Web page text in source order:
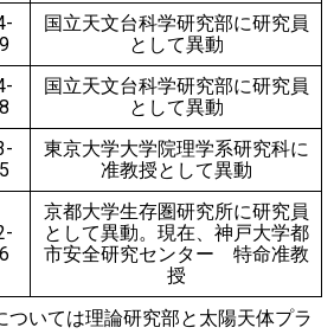
国立天文台科学研究部に研究員
として異動
国立天文台科学研究部に研究員
として異動
東京大学大学院理学系研究科に
准教授として異動
京都大学生存圏研究所に研究員
として異動。現在、神戸大学都
市安全研究センター 特命准教
授
ついては理論研究部と太陽天体プラ